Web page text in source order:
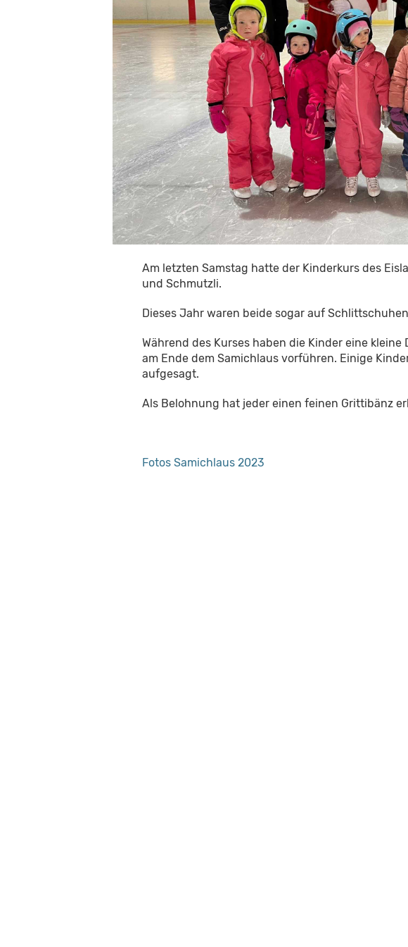
Am letzten Samstag hatte der Kinderkurs des
und Schmutzli.
Dieses Jahr waren beide sogar auf
Während des Kurses haben die Kinder eine
am Ende dem Samichlaus vorführen. Einige
aufgesagt.
Als Belohnung hat jeder einen feinen Grittibänz
Fotos Samichlaus 2023